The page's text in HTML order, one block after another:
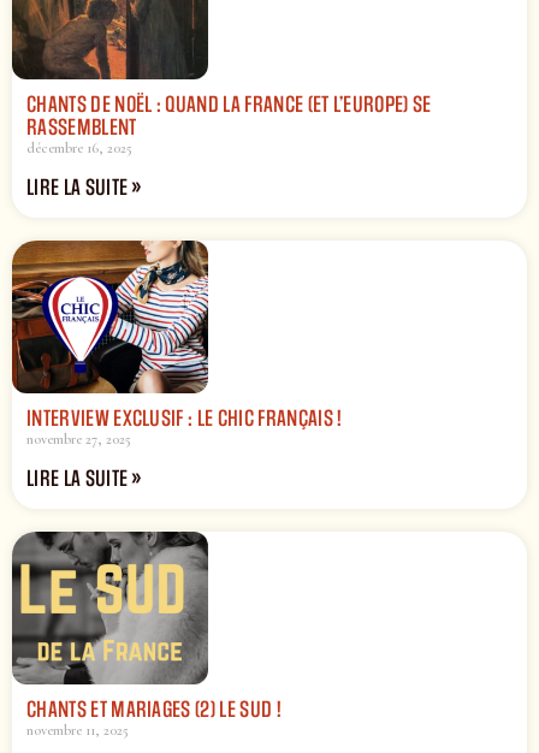
CHANTS DE NOËL : QUAND LA FRANCE (ET L’EUROPE) SE
RASSEMBLENT
décembre 16, 2025
LIRE LA SUITE »
INTERVIEW EXCLUSIF : LE CHIC FRANÇAIS !
novembre 27, 2025
LIRE LA SUITE »
CHANTS ET MARIAGES (2) LE SUD !
novembre 11, 2025